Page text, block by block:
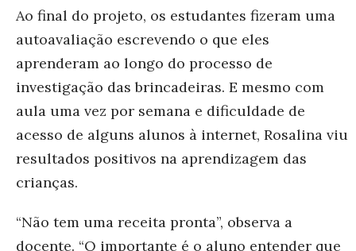
Ao final do projeto, os estudantes fizeram uma
autoavaliação escrevendo o que eles
aprenderam ao longo do processo de
investigação das brincadeiras. E mesmo com
aula uma vez por semana e dificuldade de
acesso de alguns alunos à internet, Rosalina viu
resultados positivos na aprendizagem das
crianças.
“Não tem uma receita pronta”, observa a
docente. “O importante é o aluno entender que